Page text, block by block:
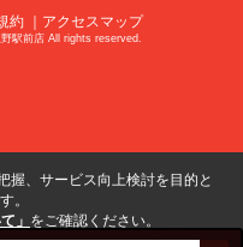
約 ｜アクセスマップ
駅前店 All rights reserved.
握、サービス向上検討を目的と
。
」 をご確認ください。